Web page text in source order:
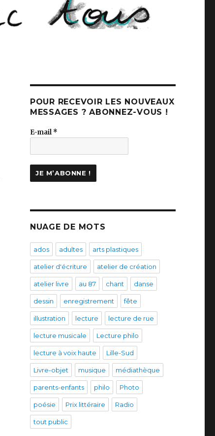
POUR RECEVOIR LES NOUVEAUX
MESSAGES ? ABONNEZ-VOUS !
E-mail *
NUAGE DE MOTS
ados adultes arts plastiques
atelier d'écriture atelier de création
atelier livre au 87 chant danse
dessin enregistrement fête
illustration lecture lecture de rue
lecture musicale Lecture philo
lecture à voix haute Lille-Sud
Livre-objet musique médiathèque
parents-enfants philo Photo
poésie Prix littéraire Radio
tout public